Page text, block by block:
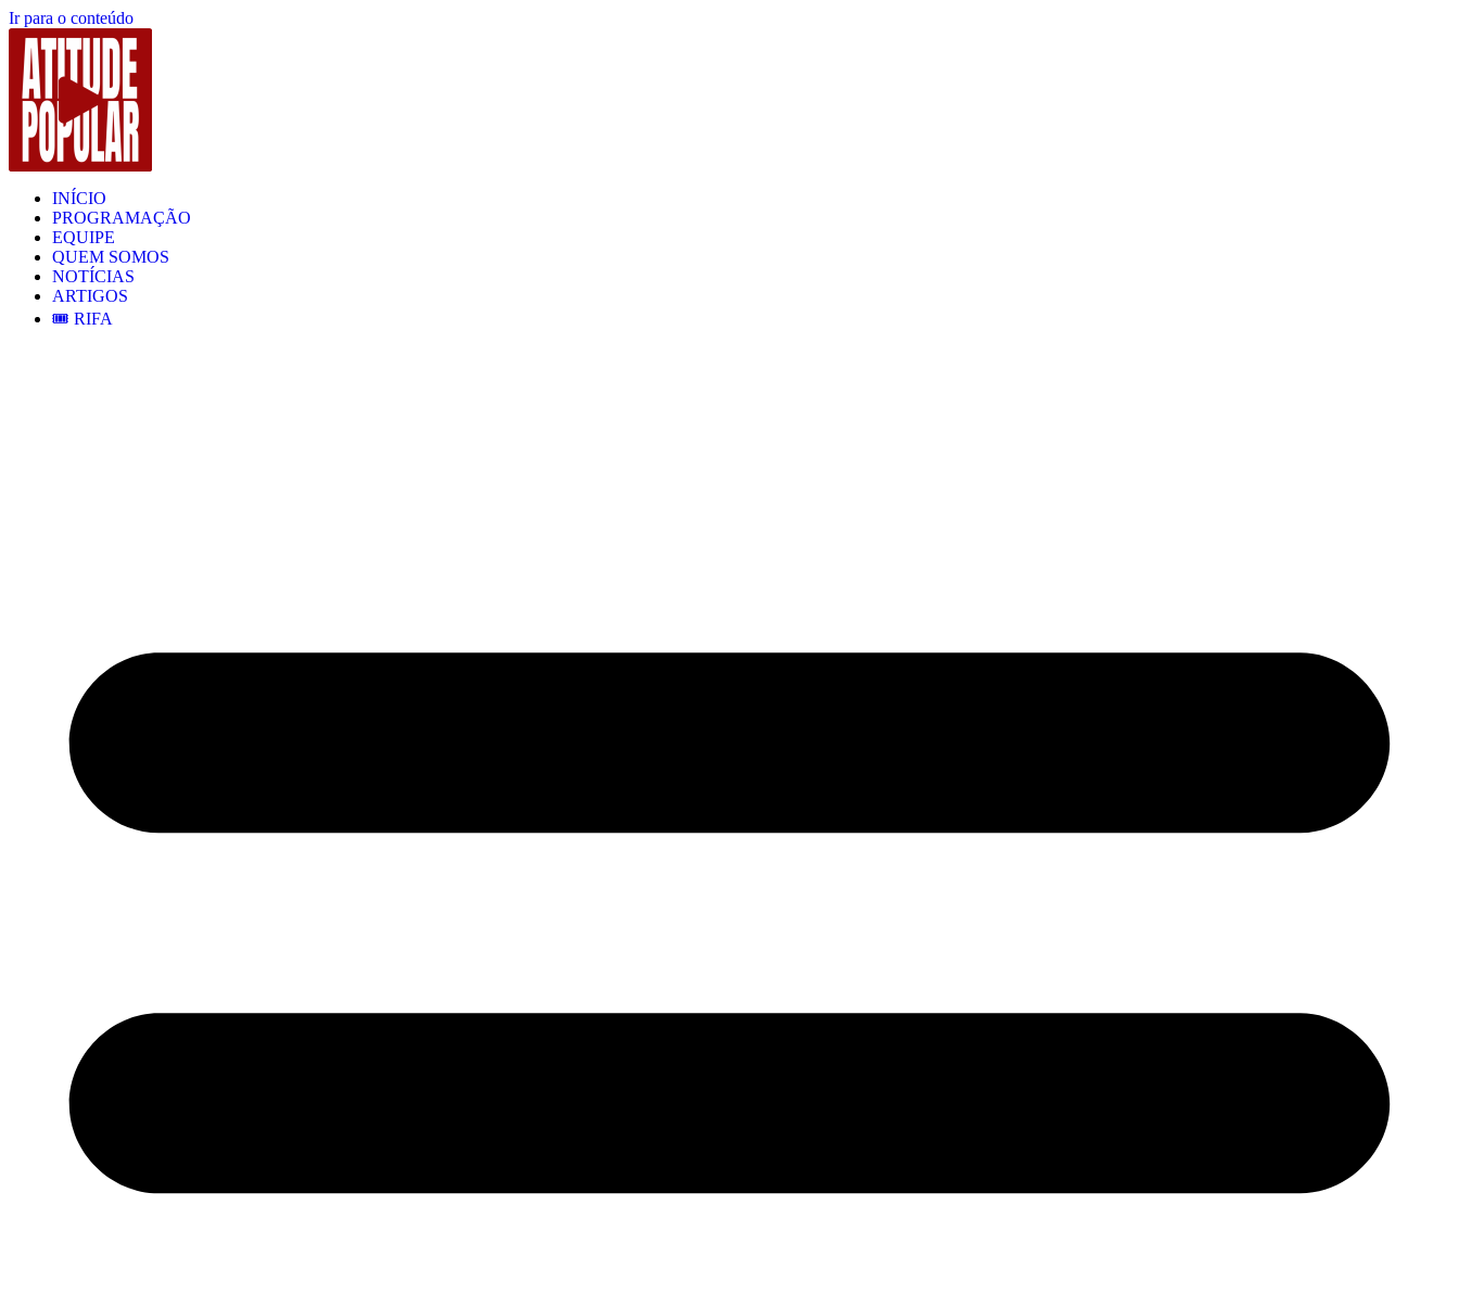
Ir para o conteúdo
INÍCIO
PROGRAMAÇÃO
EQUIPE
QUEM SOMOS
NOTÍCIAS
ARTIGOS
🎟️ RIFA